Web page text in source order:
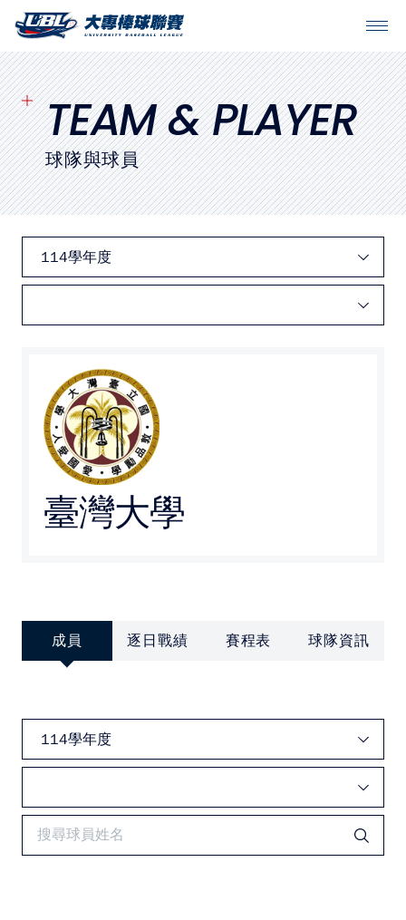
SITEMAP
首頁
球隊戰績
賽程表
球隊與球員
裁判
最新消息
媒體文章
下載專區
聯絡我們
隱私權政策
網站使用條款
LINK
教育部體育署
中華民國大專院校體育總會
TEAM & PLAYER
球隊與球員
臺灣大學
成員 逐日戰績 賽程表 球隊資訊